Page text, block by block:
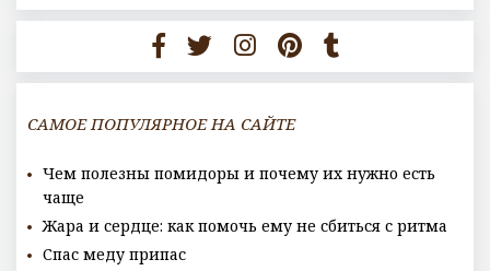
e
o
k
t
r
t
e
r
e
s
b
l
r
САМОЕ ПОПУЛЯРНОЕ НА САЙТЕ
Чем полезны помидоры и почему их нужно есть
чаще
Жара и сердце: как помочь ему не сбиться с ритма
Спас меду припас